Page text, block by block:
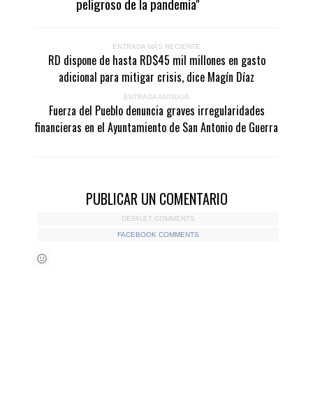
ENTRADA MÁS RECIENTE
RD dispone de hasta RD$45 mil millones en gasto
adicional para mitigar crisis, dice Magín Díaz
ENTRADA ANTIGUA
Fuerza del Pueblo denuncia graves irregularidades
financieras en el Ayuntamiento de San Antonio de Guerra
PUBLICAR UN COMENTARIO
DEFAULT COMMENTS
FACEBOOK COMMENTS